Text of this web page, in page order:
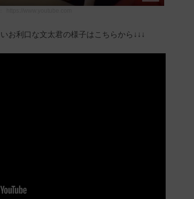
お利口な文太君の様子はこちらから↓↓↓